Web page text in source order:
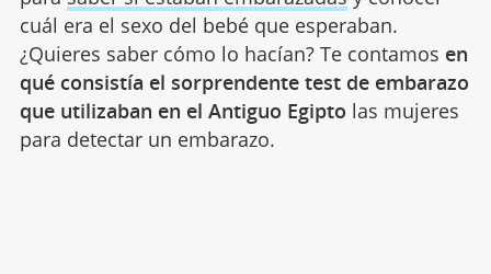
cuál era el sexo del bebé que esperaban.
¿Quieres saber cómo lo hacían? Te contamos en
qué consistía el sorprendente test de embarazo
que utilizaban en el Antiguo Egipto las mujeres
para detectar un embarazo.